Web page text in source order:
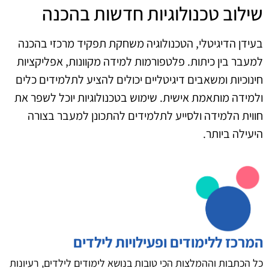
שילוב טכנולוגיות חדשות בהכנה
בעידן הדיגיטלי, הטכנולוגיה משחקת תפקיד מרכזי בהכנה
למעבר בין כיתות. פלטפורמות למידה מקוונות, אפליקציות
חינוכיות ומשאבים דיגיטליים יכולים להציע לתלמידים כלים
ולמידה מותאמת אישית. שימוש בטכנולוגיות יוכל לשפר את
חווית הלמידה ולסייע לתלמידים להתכונן למעבר בצורה
היעילה ביותר.
המרכז ללימודים ופעילויות לילדים
כל הכתבות וההמלצות הכי טובות בנושא לימודים לילדים, רעיונות